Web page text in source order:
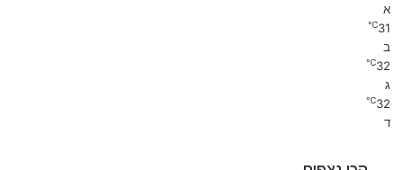
א
31
℃
ב
32
℃
ג
32
℃
ד